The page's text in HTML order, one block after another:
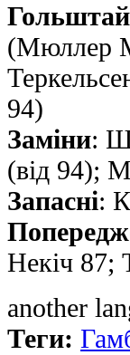
(Мюллер
94)
Заміни:
(від 94);
Запасні:
Некіч 87;
another
Теги: